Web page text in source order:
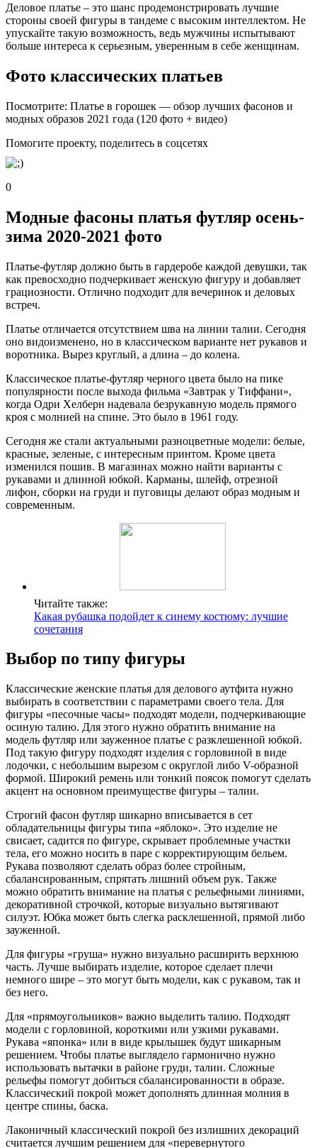
Деловое платье – это шанс продемонстрировать лучшие
стороны своей фигуры в тандеме с высоким интеллектом. Не
упускайте такую возможность, ведь мужчины испытывают
больше интереса к серьезным, уверенным в себе женщинам.
Фото классических платьев
Посмотрите: Платье в горошек — обзор лучших фасонов и
модных образов 2021 года (120 фото + видео)
Помогите проекту, поделитесь в соцсетях
0
Модные фасоны платья футляр осень-
зима 2020-2021 фото
Платье-футляр должно быть в гардеробе каждой девушки, так
как превосходно подчеркивает женскую фигуру и добавляет
грациозности. Отлично подходит для вечеринок и деловых
встреч.
Платье отличается отсутствием шва на линии талии. Сегодня
оно видоизменено, но в классическом варианте нет рукавов и
воротника. Вырез круглый, а длина – до колена.
Классическое платье-футляр черного цвета было на пике
популярности после выхода фильма «Завтрак у Тиффани»,
когда Одри Хелберн надевала безрукавную модель прямого
кроя с молнией на спине. Это было в 1961 году.
Сегодня же стали актуальными разноцветные модели: белые,
красные, зеленые, с интересным принтом. Кроме цвета
изменился пошив. В магазинах можно найти варианты с
рукавами и длинной юбкой. Карманы, шлейф, отрезной
лифон, сборки на груди и пуговицы делают образ модным и
современным.
Читайте также:
Какая рубашка подойдет к синему костюму: лучшие
сочетания
Выбор по типу фигуры
Классические женские платья для делового аутфита нужно
выбирать в соответствии с параметрами своего тела. Для
фигуры «песочные часы» подходят модели, подчеркивающие
осиную талию. Для этого нужно обратить внимание на
модель футляр или зауженное платье с разклешенной юбкой.
Под такую фигуру подходят изделия с горловиной в виде
лодочки, с небольшим вырезом с округлой либо V-образной
формой. Широкий ремень или тонкий поясок помогут сделать
акцент на основном преимуществе фигуры – талии.
Строгий фасон футляр шикарно вписывается в сет
обладательницы фигуры типа «яблоко». Это изделие не
свисает, садится по фигуре, скрывает проблемные участки
тела, его можно носить в паре с корректирующим бельем.
Рукава позволяют сделать образ более стройным,
сбалансированным, спрятать лишний объем рук. Также
можно обратить внимание на платья с рельефными линиями,
декоративной строчкой, которые визуально вытягивают
силуэт. Юбка может быть слегка расклешенной, прямой либо
зауженной.
Для фигуры «груша» нужно визуально расширить верхнюю
часть. Лучше выбирать изделие, которое сделает плечи
немного шире – это могут быть модели, как с рукавом, так и
без него.
Для «прямоугольников» важно выделить талию. Подходят
модели с горловиной, короткими или узкими рукавами.
Рукава «японка» или в виде крылышек будут шикарным
решением. Чтобы платье выглядело гармонично нужно
использовать вытачки в районе груди, талии. Сложные
рельефы помогут добиться сбалансированности в образе.
Классический покрой может дополнять длинная молния в
центре спины, баска.
Лаконичный классический покрой без излишних декораций
считается лучшим решением для «перевернутого